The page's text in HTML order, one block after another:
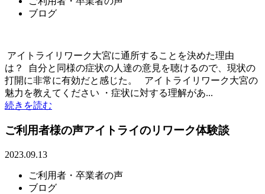
ブログ
アイトライリワーク大宮に通所することを決めた理由
は？ 自分と同様の症状の人達の意見を聴けるので、現状の
打開に非常に有効だと感じた。 アイトライリワーク大宮の
魅力を教えてください ・症状に対する理解があ...
続きを読む
ご利用者様の声アイトライのリワーク体験談
2023.09.13
ご利用者・卒業者の声
ブログ